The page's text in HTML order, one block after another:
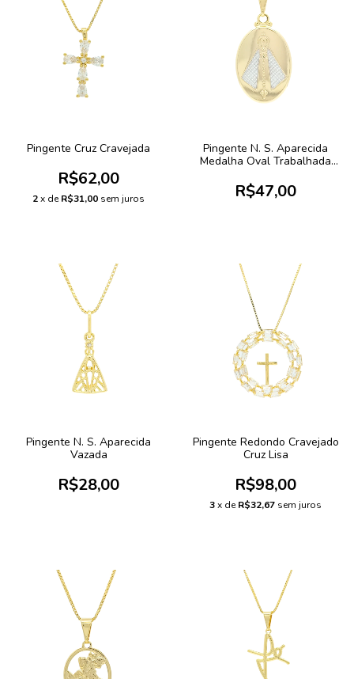
Pingente Cruz Cravejada
R$62,00
2x deR$31,00 sem juros
Pingente N. S. Aparecida
Medalha Oval Trabalhada
R$47,00
Pingente N. S. Aparecida
Vazada
R$28,00
Pingente Redondo Cravejado
Cruz Lisa
R$98,00
3x deR$32,67 sem juros